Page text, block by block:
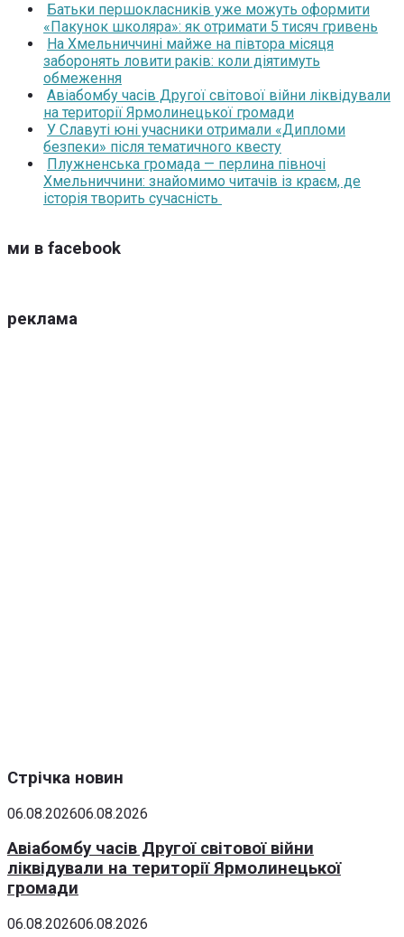
Батьки першокласників уже можуть оформити
«Пакунок школяра»: як отримати 5 тисяч гривень
На Хмельниччині майже на півтора місяця
заборонять ловити раків: коли діятимуть
обмеження
Авіабомбу часів Другої світової війни ліквідували
на території Ярмолинецької громади
У Славуті юні учасники отримали «Дипломи
безпеки» після тематичного квесту
Плужненська громада — перлина півночі
Хмельниччини: знайомимо читачів із краєм, де
історія творить сучасність
ми в facebook
реклама
Стрічка новин
06.08.202606.08.2026
Авіабомбу часів Другої світової війни
ліквідували на території Ярмолинецької
громади
06.08.202606.08.2026